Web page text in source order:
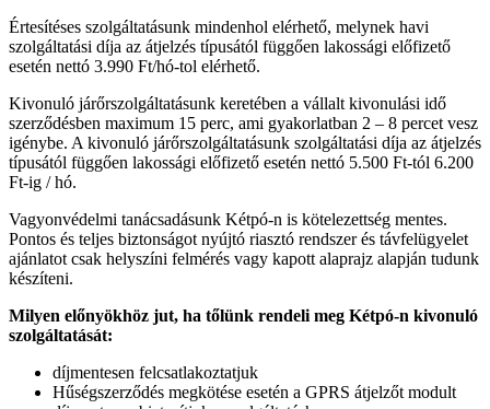
Értesítéses szolgáltatásunk mindenhol elérhető, melynek havi
szolgáltatási díja az átjelzés típusától függően lakossági előfizető
esetén nettó 3.990 Ft/hó-tol elérhető.
Kivonuló járőrszolgáltatásunk keretében a vállalt kivonulási idő
szerződésben maximum 15 perc, ami gyakorlatban 2 – 8 percet vesz
igénybe. A kivonuló járőrszolgáltatásunk szolgáltatási díja az átjelzés
típusától függően lakossági előfizető esetén nettó 5.500 Ft-tól 6.200
Ft-ig / hó.
Vagyonvédelmi tanácsadásunk Kétpó-n is kötelezettség mentes.
Pontos és teljes biztonságot nyújtó riasztó rendszer és távfelügyelet
ajánlatot csak helyszíni felmérés vagy kapott alaprajz alapján tudunk
készíteni.
Milyen előnyökhöz jut, ha tőlünk rendeli meg Kétpó-n kivonuló
szolgáltatását:
díjmentesen felcsatlakoztatjuk
Hűségszerződés megkötése esetén a GPRS átjelzőt modult